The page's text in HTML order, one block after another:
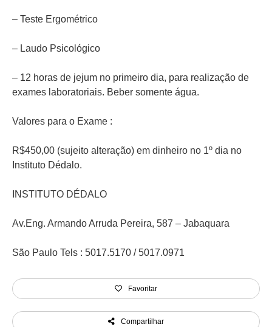
– Teste Ergométrico
– Laudo Psicológico
– 12 horas de jejum no primeiro dia, para realização de
exames laboratoriais. Beber somente água.
Valores para o Exame :
R$450,00 (sujeito alteração) em dinheiro no 1º dia no
Instituto Dédalo.
INSTITUTO DÉDALO
Av.Eng. Armando Arruda Pereira, 587 – Jabaquara
São Paulo Tels : 5017.5170 / 5017.0971
Favoritar
Compartilhar